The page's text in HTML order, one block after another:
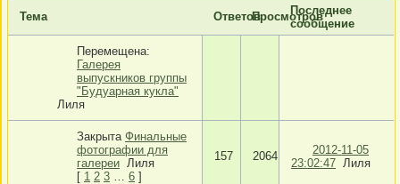
Тема ОтветовПросмотровПоследнее
сообщение
Перемещена:
Галерея
выпускников группы
"Будуарная кукла"
Лиля
Закрыта Финальные
фотографии для
галереи Лиля
[ 1 2 3 6 ]
157 2064
2012-11-05
23:02:47 Лиля